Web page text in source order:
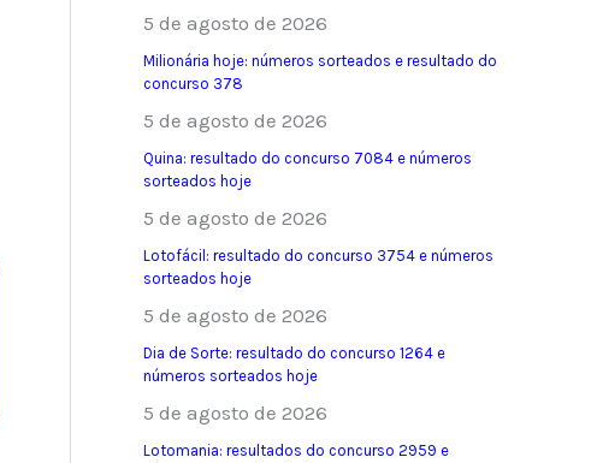
5 de agosto de 2026
Milionária hoje: números sorteados e resultado do
concurso 378
5 de agosto de 2026
Quina: resultado do concurso 7084 e números
sorteados hoje
5 de agosto de 2026
Lotofácil: resultado do concurso 3754 e números
sorteados hoje
5 de agosto de 2026
Dia de Sorte: resultado do concurso 1264 e
números sorteados hoje
5 de agosto de 2026
Lotomania: resultados do concurso 2959 e